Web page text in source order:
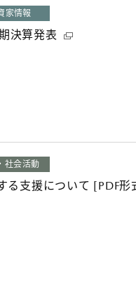
家情報
決算発表
社会活動
る支援について [PDF形